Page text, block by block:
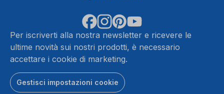
Per iscriverti alla nostra newsletter e ricevere le
ultime novità sui nostri prodotti, è necessario
accettare i cookie di marketing.
Gestisci impostazioni cookie